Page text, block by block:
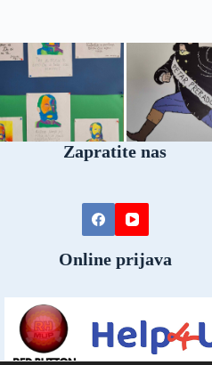
Zapratite nas
Online prijava